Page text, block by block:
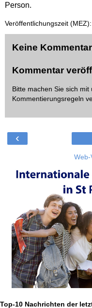
Person.
Veröffentlichungszeit (MEZ):
Keine
Kommentar
Bitte machen Sie sich mit
Kommentierungsregeln
‹
Web-
Top-10 Nachrichten der